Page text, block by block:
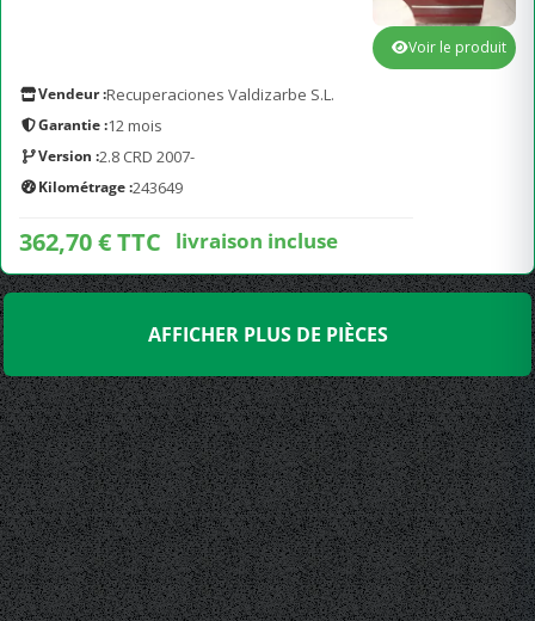
Vendeur :Recuperaciones Valdizarbe S.L.
Garantie :12 mois
Version :2.8 CRD 2007-
Kilométrage :243649
362,70 € TTC livraison incluse
Voir le produit
AFFICHER PLUS DE PIÈCES